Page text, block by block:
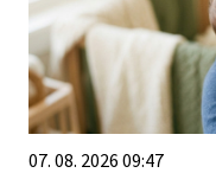
07. 08. 2026 09:47